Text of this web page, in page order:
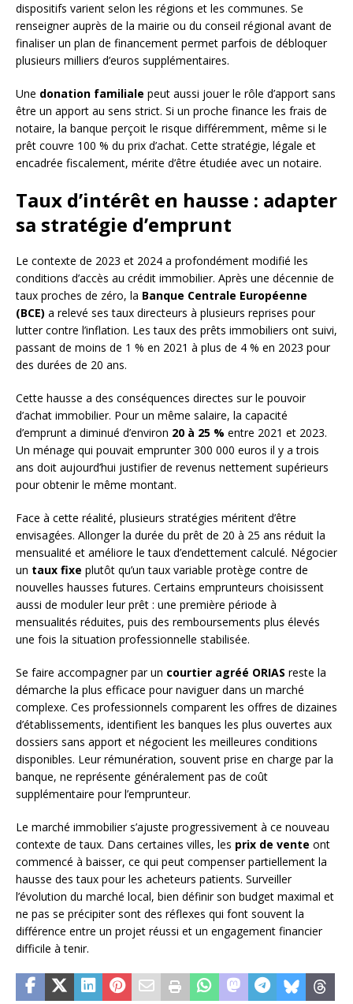
dispositifs varient selon les régions et les communes. Se
renseigner auprès de la mairie ou du conseil régional avant de
finaliser un plan de financement permet parfois de débloquer
plusieurs milliers d’euros supplémentaires.
Une donation familiale peut aussi jouer le rôle d’apport sans
être un apport au sens strict. Si un proche finance les frais de
notaire, la banque perçoit le risque différemment, même si le
prêt couvre 100 % du prix d’achat. Cette stratégie, légale et
encadrée fiscalement, mérite d’être étudiée avec un notaire.
Taux d’intérêt en hausse : adapter
sa stratégie d’emprunt
Le contexte de 2023 et 2024 a profondément modifié les
conditions d’accès au crédit immobilier. Après une décennie de
taux proches de zéro, la Banque Centrale Européenne
(BCE) a relevé ses taux directeurs à plusieurs reprises pour
lutter contre l’inflation. Les taux des prêts immobiliers ont suivi,
passant de moins de 1 % en 2021 à plus de 4 % en 2023 pour
des durées de 20 ans.
Cette hausse a des conséquences directes sur le pouvoir
d’achat immobilier. Pour un même salaire, la capacité
d’emprunt a diminué d’environ 20 à 25 % entre 2021 et 2023.
Un ménage qui pouvait emprunter 300 000 euros il y a trois
ans doit aujourd’hui justifier de revenus nettement supérieurs
pour obtenir le même montant.
Face à cette réalité, plusieurs stratégies méritent d’être
envisagées. Allonger la durée du prêt de 20 à 25 ans réduit la
mensualité et améliore le taux d’endettement calculé. Négocier
un taux fixe plutôt qu’un taux variable protège contre de
nouvelles hausses futures. Certains emprunteurs choisissent
aussi de moduler leur prêt : une première période à
mensualités réduites, puis des remboursements plus élevés
une fois la situation professionnelle stabilisée.
Se faire accompagner par un courtier agréé ORIAS reste la
démarche la plus efficace pour naviguer dans un marché
complexe. Ces professionnels comparent les offres de dizaines
d’établissements, identifient les banques les plus ouvertes aux
dossiers sans apport et négocient les meilleures conditions
disponibles. Leur rémunération, souvent prise en charge par la
banque, ne représente généralement pas de coût
supplémentaire pour l’emprunteur.
Le marché immobilier s’ajuste progressivement à ce nouveau
contexte de taux. Dans certaines villes, les prix de vente ont
commencé à baisser, ce qui peut compenser partiellement la
hausse des taux pour les acheteurs patients. Surveiller
l’évolution du marché local, bien définir son budget maximal et
ne pas se précipiter sont des réflexes qui font souvent la
différence entre un projet réussi et un engagement financier
difficile à tenir.